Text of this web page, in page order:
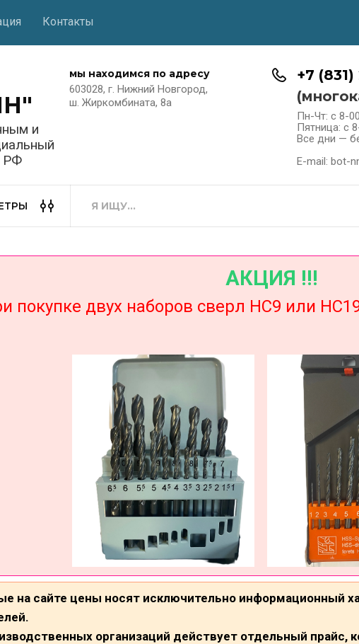
Контакты
и
РФ
мы находимся по адресу
603028, г. Нижний Новгород,
ш. Жиркомбината, 8а
+7
Пн-Чт: с 8-
Пятница: с
Все дни —
E-mail: bot-
АКЦИЯ !!!
двух наборов сверл НС9 или
на сайте цены носят исключительно информационный
организаций действует отдельный прайс,